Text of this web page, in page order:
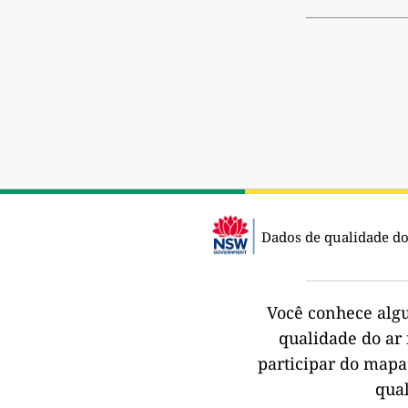
Dados de qualidade
Você conhece
qualidade do ar
participar do